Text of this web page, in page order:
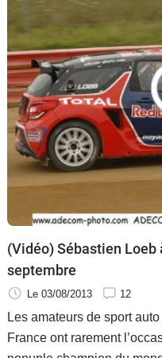
(Vidéo) Sébastien Loeb
septembre
Le 03/08/2013 12
Les amateurs de sport
France ont rarement